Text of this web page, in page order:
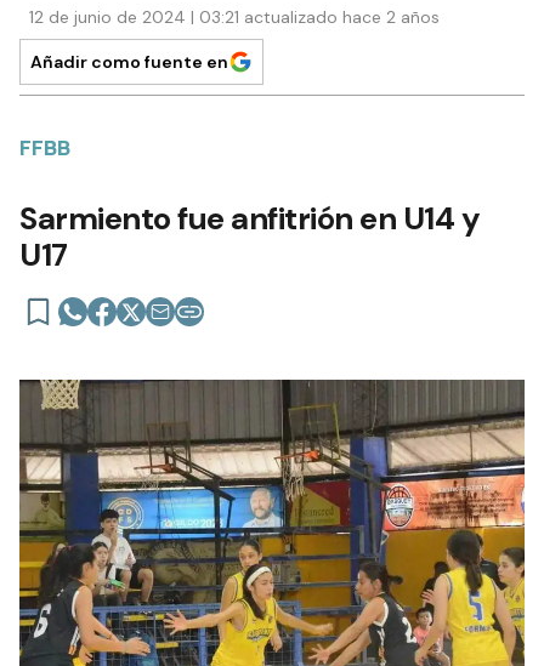
12 de junio de 2024 | 03:21 actualizado hace 2 años
Añadir como fuente en
FFBB
Sarmiento fue anfitrión en U14 y
U17